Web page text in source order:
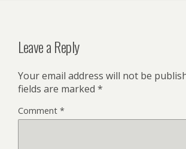
Leave a Reply
Your email address will not be
fields are marked *
Comment *